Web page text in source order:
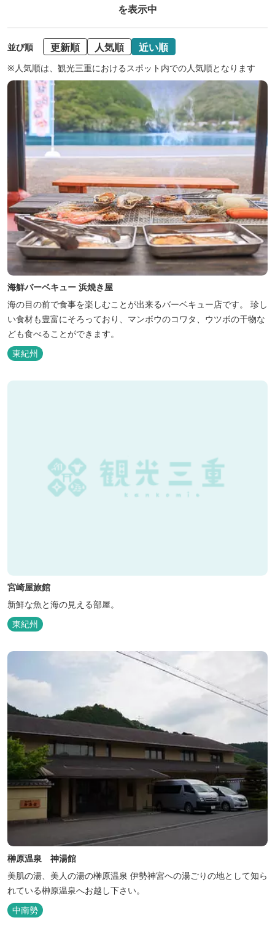
を表示中
並び順 更新順 人気順 近い順
※人気順は、観光三重におけるスポット内での人気順となります
海鮮バーベキュー 浜焼き屋
海の目の前で食事を楽しむことが出来るバーベキュー店です。 珍し
い食材も豊富にそろっており、マンボウのコワタ、ウツボの干物な
ども食べることができます。
東紀州
宮崎屋旅館
新鮮な魚と海の見える部屋。
東紀州
榊原温泉 神湯館
美肌の湯、美人の湯の榊原温泉 伊勢神宮への湯ごりの地として知ら
れている榊原温泉へお越し下さい。
中南勢